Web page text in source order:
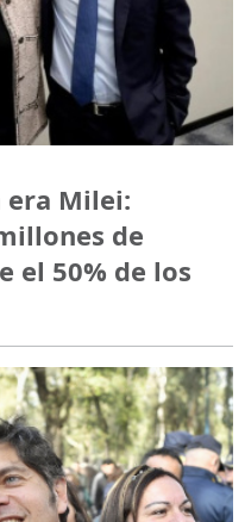
era Milei:
de
el 50% de los